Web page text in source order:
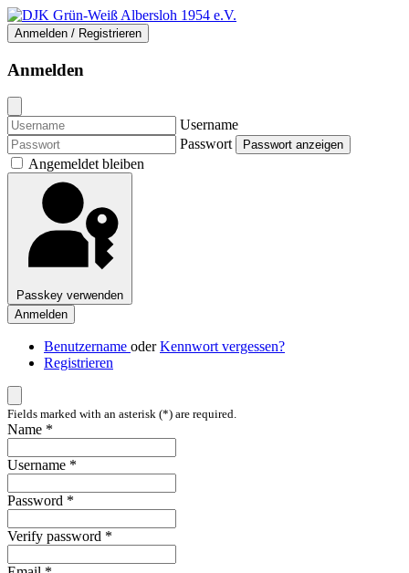
Anmelden / Registrieren
Anmelden
Username
Passwort
Passwort anzeigen
Angemeldet bleiben
Passkey verwenden
Anmelden
Benutzername oderKennwort vergessen?
Registrieren
Fields marked with an asterisk (*) are required.
Name *
Username *
Password *
Verify password *